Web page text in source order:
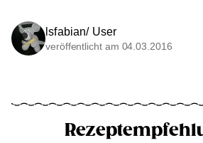
lsfabian/ User
veröffentlicht am 04.03.2016